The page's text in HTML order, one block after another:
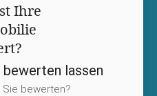
Ihre
bewerten lassen
bewerten?